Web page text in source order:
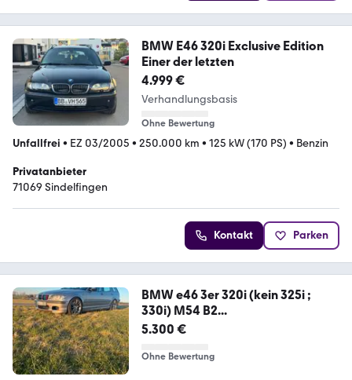
BMW E46 320i Exclusive Edition
Einer der letzten
4.999 €
Verhandlungsbasis
Ohne Bewertung
Unfallfrei • EZ 03/2005 • 250.000 km • 125 kW (170 PS) • Benzin
Privatanbieter
71069 Sindelfingen
Kontakt Parken
BMW e46 3er 320i (kein 325i ;
330i) M54 B2...
5.300 €
Ohne Bewertung